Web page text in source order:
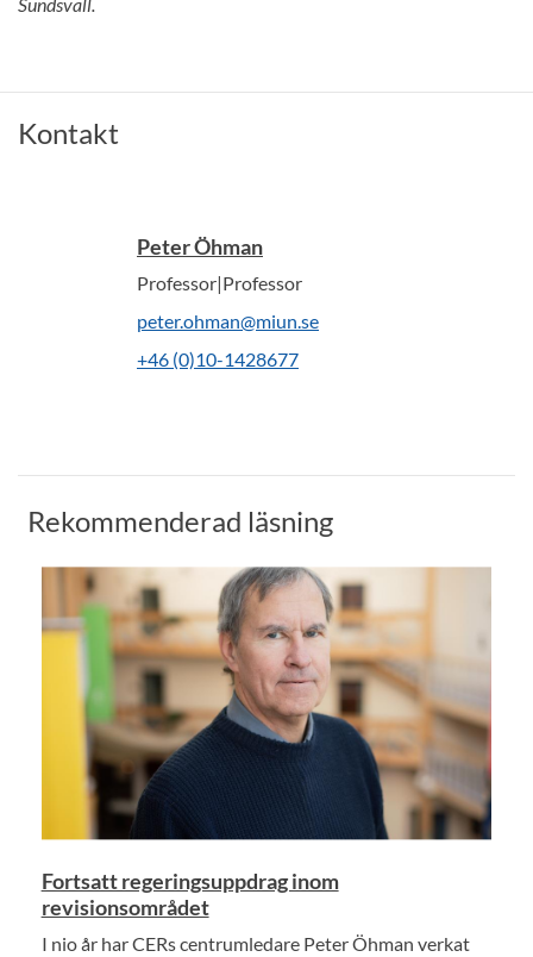
Kontakt
Peter Öhman
Professor|Professor
peter.ohman@miun.se
+46 (0)10-1428677
Rekommenderad läsning
Fortsatt regeringsuppdrag inom
revisionsområdet
I nio år har CERs centrumledare Peter Öhman verkat